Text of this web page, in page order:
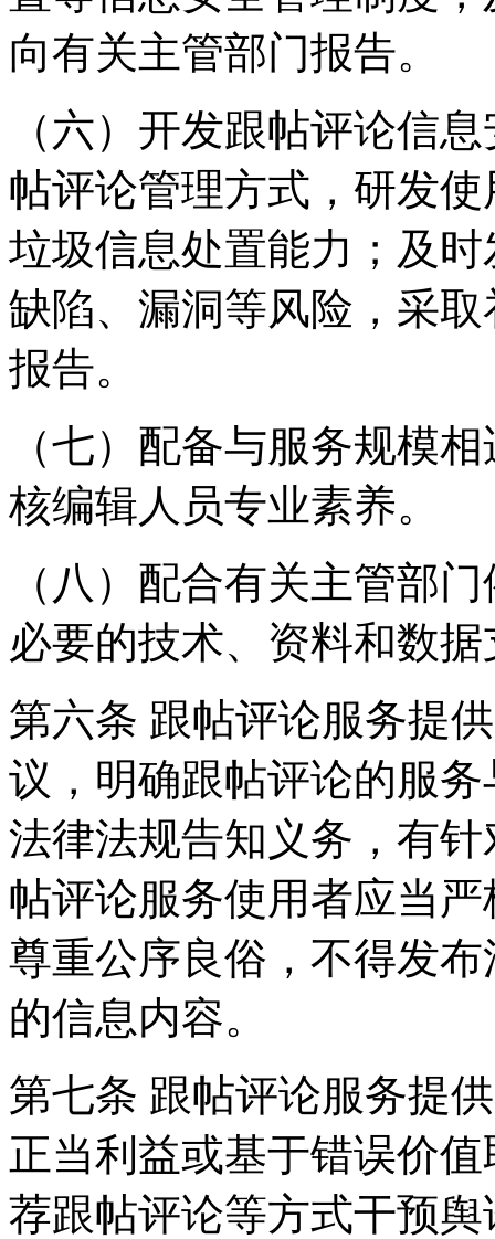
向有关主管部门报告。
（六）开发跟帖评论信
帖评论管理方式，研发
垃圾信息处置能力；及
缺陷、漏洞等风险，采
报告。
（七）配备与服务规模
核编辑人员专业素养。
（八）配合有关主管部
必要的技术、资料和数
第六条 跟帖评论服务提
议，明确跟帖评论的服
法律法规告知义务，有
帖评论服务使用者应当
尊重公序良俗，不得发
的信息内容。
第七条 跟帖评论服务提
正当利益或基于错误价
荐跟帖评论等方式干预